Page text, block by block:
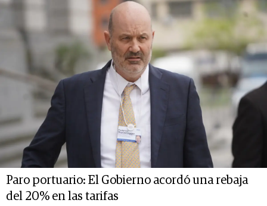
Paro portuario: El Gobierno acordó una rebaja
del 20% en las tarifas